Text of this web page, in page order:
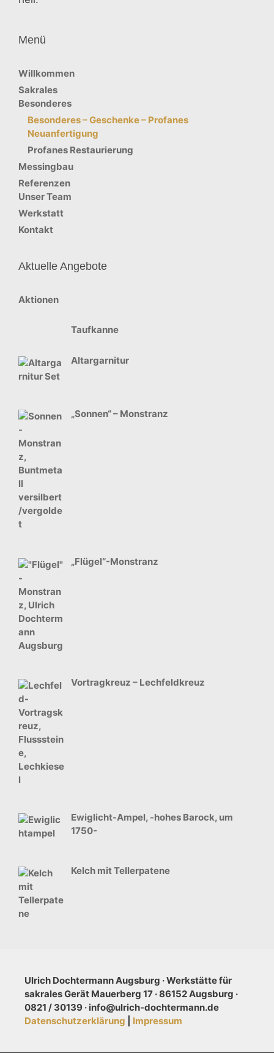
Menü
Willkommen
Sakrales
Besonderes
Besonderes – Geschenke – Profanes
Neuanfertigung
Profanes Restaurierung
Messingbau
Referenzen
Unser Team
Werkstatt
Kontakt
Aktuelle Angebote
Aktionen
Taufkanne
Altargarnitur
„Sonnen“ – Monstranz
„Flügel“-Monstranz
Vortragkreuz – Lechfeldkreuz
Ewiglicht-Ampel, -hohes Barock, um
1750-
Kelch mit Tellerpatene
Ulrich Dochtermann Augsburg · Werkstätte für
sakrales Gerät Mauerberg 17 · 86152 Augsburg ·
0821 / 30139 · info@ulrich-dochtermann.de
Datenschutzerklärung
Impressum